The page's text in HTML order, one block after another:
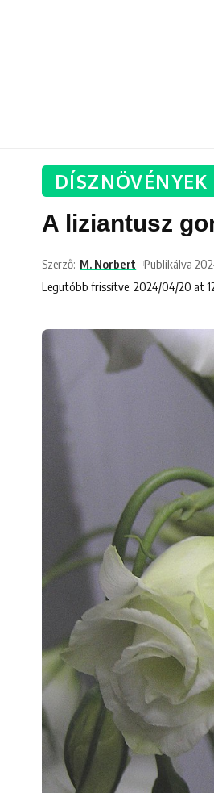
DÍSZNÖVÉNYEK
A liziantusz
Legutóbb frissítve: 2024/04/20 at
Szerző: M. Norbert Publikálva